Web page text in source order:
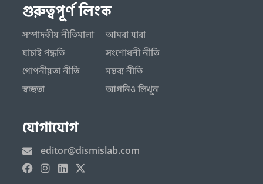
গুরুত্বপূর্ণ লিংক
সম্পাদকীয় নীতিমালা
যাচাই পদ্ধতি
গোপনীয়তা নীতি
স্বচ্ছতা
আমরা যারা
সংশোধনী নীতি
মন্তব্য নীতি
আপনিও লিখুন
যোগাযোগ
editor@dismislab.com